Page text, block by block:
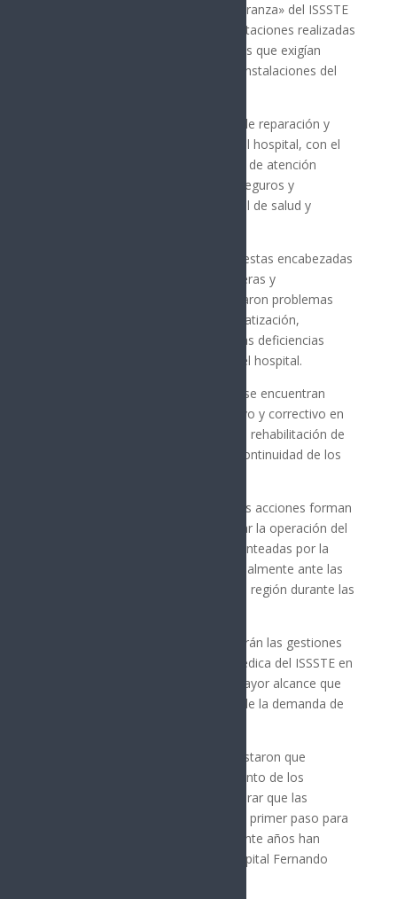
Hospital General «Dr. Fernando Ocaranza» del ISSSTE
en Hermosillo, luego de las manifestaciones realizadas
por trabajadores y derechohabientes que exigían
soluciones a las deficiencias en las instalaciones del
Las acciones contemplan trabajos de reparación y
modernización en distintas áreas del hospital, con el
objetivo de mejorar las condiciones de atención
médica y garantizar espacios más seguros y
funcionales para pacientes, personal de salud y
La decisión se produjo tras las protestas encabezadas
por trabajadores, médicos, enfermeras y
derechohabientes, quienes denunciaron problemas
relacionados con el sistema de climatización,
infraestructura deteriorada y diversas deficiencias
acumuladas durante años dentro del hospital.
Entre las principales intervenciones se encuentran
labores de mantenimiento preventivo y correctivo en
equipos e instalaciones, así como la rehabilitación de
áreas prioritarias para asegurar la continuidad de los
Las autoridades señalaron que estas acciones forman
parte de una estrategia para mejorar la operación del
hospital y atender las demandas planteadas por la
comunidad derechohabiente, especialmente ante las
altas temperaturas registradas en la región durante las
Asimismo, se informó que continuarán las gestiones
para fortalecer la infraestructura médica del ISSSTE en
Sonora, incluyendo proyectos de mayor alcance que
permitan responder al crecimiento de la demanda de
Los trabajadores y usuarios manifestaron que
permanecerán atentos al cumplimiento de los
compromisos adquiridos, al considerar que las
mejoras anunciadas representan un primer paso para
resolver las problemáticas que durante años han
afectado el funcionamiento del Hospital Fernando